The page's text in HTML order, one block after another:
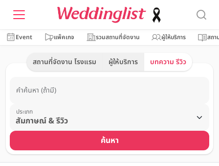
Event แพ็คเกจ รวมสถานที่จัดงาน ผู้ให้บริการ สถา
สถานที่จัดงาน โรงแรม ผู้ให้บริการ บทความ รีวิว
คำค้นหา (ถ้ามี)
ประเภท
ค้นหา